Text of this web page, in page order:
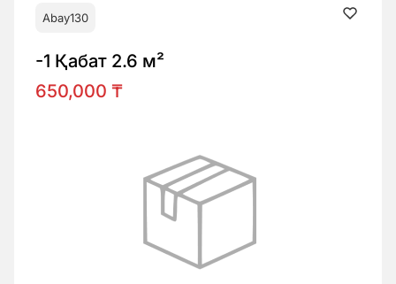
Abay130
-1 Қабат 2.6 м²
650,000 ₸